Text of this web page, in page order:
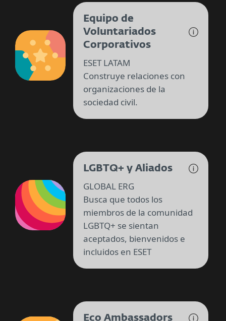
Equipo de
Voluntariados
Corporativos
ESET LATAM
Construye relaciones con
organizaciones de la
sociedad civil.
LGBTQ+ y Aliados
GLOBAL ERG
Busca que todos los
miembros de la comunidad
LGBTQ+ se sientan
aceptados, bienvenidos e
incluidos en ESET
Eco Ambassadors